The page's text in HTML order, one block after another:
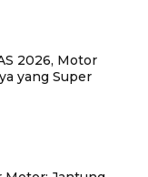
2026, Motor
yang Super